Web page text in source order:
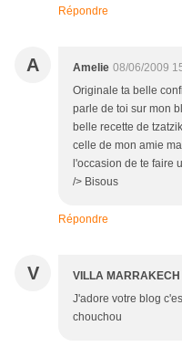
Répondre
A Amelie 08/06/2009
Originale ta belle
parle de toi sur mon
belle recette de
celle de mon amie
l'occasion de te faire
/> Bisous
Répondre
V VILLA MARRAKECH
J'adore votre blog
chouchou